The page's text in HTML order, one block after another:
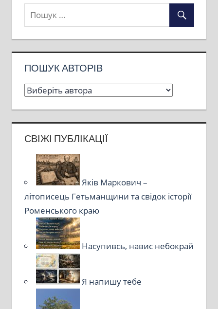
ПОШУК АВТОРІВ
СВІЖІ ПУБЛІКАЦІЇ
Яків Маркович –
літописець Гетьманщини та свідок історії
Роменського краю
Насупивсь, навис небокрай
Я напишу тебе